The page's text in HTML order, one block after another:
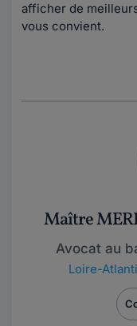
afficher de
vous convient.
Maître
Avocat au
Loire-